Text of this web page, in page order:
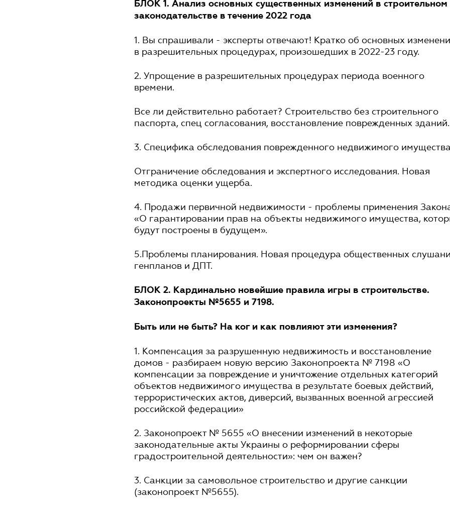
БЛОК 1. Анализ основных существенных изменений в строительном
законодательстве в течение 2022 года
1. Вы спрашивали - эксперты отвечают! Кратко об основных
в разрешительных процедурах, произошедших в 2022-23 году.
2. Упрощение в разрешительных процедурах периода военного
времени.
Все ли действительно работает? Строительство без строительного
паспорта, спец согласования, восстановление поврежденных зданий.
3. Специфика обследования поврежденного недвижимого
Отграничение обследования и экспертного исследования. Новая
методика оценки ущерба.
4. Продажи первичной недвижимости - проблемы применения
«О гарантировании прав на объекты недвижимого имущества,
будут построены в будущем».
5.Проблемы планирования. Новая процедура общественных
генпланов и ДПТ.
БЛОК 2. Кардинально новейшие правила игры в строительстве.
Законопроекты №5655 и 7198.
Быть или не быть? На ког и как повлияют эти изменения?
1. Компенсация за разрушенную недвижимость и восстановление
домов - разбираем новую версию Законопроекта № 7198 «О
компенсации за повреждение и уничтожение отдельных категорий
объектов недвижимого имущества в результате боевых действий,
террористических актов, диверсий, вызванных военной агрессией
российской федерации»
2. Законопроект № 5655 «О внесении изменений в некоторые
законодательные акты Украины о реформировании сферы
градостроительной деятельности»: чем он важен?
3. Санкции за самовольное строительство и другие санкции
(законопроект №5655).